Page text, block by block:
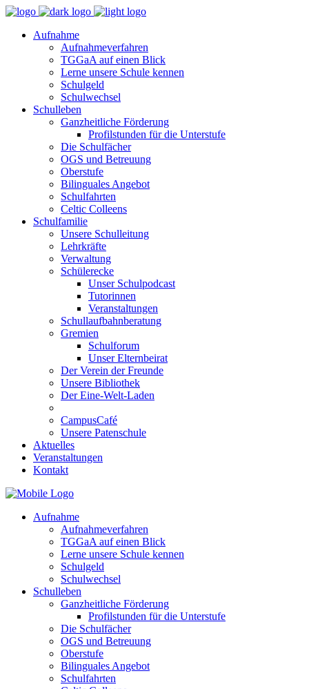
Aufnahme
Aufnahmeverfahren
TGGaA auf einen Blick
Lerne unsere Schule kennen
Schulgeld
Schulwechsel
Schulleben
Ganzheitliche Förderung
Profilstunden für die Unterstufe
Die Schulfächer
OGS und Betreuung
Oberstufe
Bilinguales Angebot
Schulfahrten
Celtic Colleens
Schulfamilie
Unsere Schulleitung
Lehrkräfte
Verwaltung
Schülerecke
Unser Schulpodcast
Tutorinnen
Veranstaltungen
Schullaufbahnberatung
Gremien
Schulforum
Unser Elternbeirat
Der Verein der Freunde
Unsere Bibliothek
Der Eine-Welt-Laden
CampusCafé
Unsere Patenschule
Aktuelles
Veranstaltungen
Kontakt
Aufnahme
Aufnahmeverfahren
TGGaA auf einen Blick
Lerne unsere Schule kennen
Schulgeld
Schulwechsel
Schulleben
Ganzheitliche Förderung
Profilstunden für die Unterstufe
Die Schulfächer
OGS und Betreuung
Oberstufe
Bilinguales Angebot
Schulfahrten